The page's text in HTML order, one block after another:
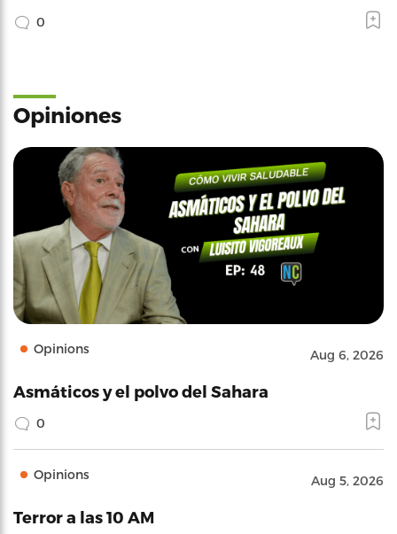
0
Opiniones
Opinions Aug 6, 2026
Asmáticos y el polvo del Sahara
0
Opinions Aug 5, 2026
Terror a las 10 AM